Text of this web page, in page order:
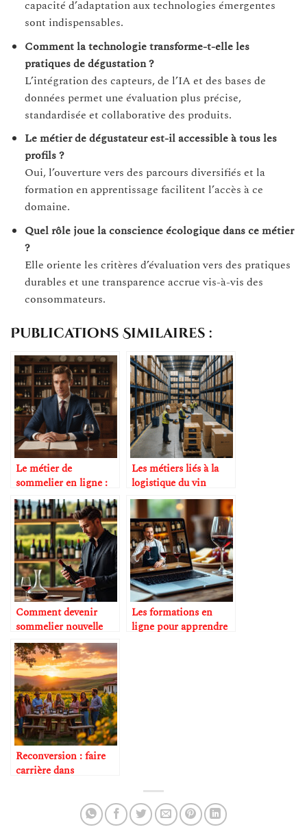
capacité d’adaptation aux technologies émergentes
sont indispensables.
Comment la technologie transforme-t-elle les
pratiques de dégustation ?
L’intégration des capteurs, de l’IA et des bases de
données permet une évaluation plus précise,
standardisée et collaborative des produits.
Le métier de dégustateur est-il accessible à tous les
profils ?
Oui, l’ouverture vers des parcours diversifiés et la
formation en apprentissage facilitent l’accès à ce
domaine.
Quel rôle joue la conscience écologique dans ce métier
?
Elle oriente les critères d’évaluation vers des pratiques
durables et une transparence accrue vis-à-vis des
consommateurs.
Publications Similaires :
Le métier de
sommelier en ligne :
une réalité émergente
Les métiers liés à la
logistique du vin
Comment devenir
sommelier nouvelle
génération
Les formations en
ligne pour apprendre
Reconversion : faire
carrière dans